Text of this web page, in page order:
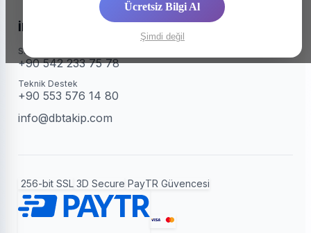
Ücretsiz Bilgi Al
Şimdi değil
İletişim
Satış & Bilgi
+90 542 233 75 78
Teknik Destek
+90 553 576 14 80
info@dbtakip.com
256-bit SSL 3D Secure PayTR Güvencesi